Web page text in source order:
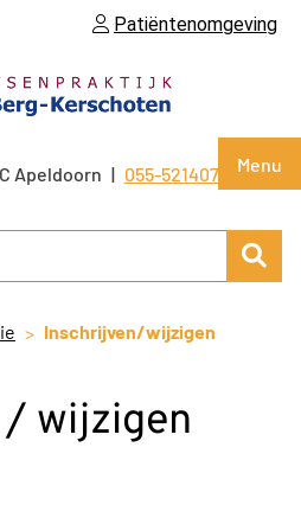
Patiëntenomgeving
Menu
Apeldoorn Tel:
055-5214071
Inschrijven/wijzigen
wijzigen